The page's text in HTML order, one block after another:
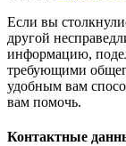
Если вы
другой
информацию,
требующими
удобным вам
вам помочь.
Контактные